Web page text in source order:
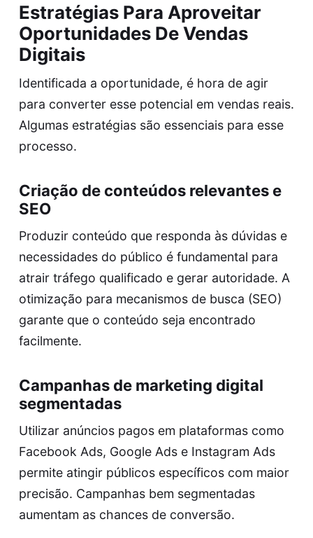
Estratégias Para Aproveitar
Oportunidades De Vendas
Digitais
Identificada a oportunidade, é hora de agir
para converter esse potencial em vendas reais.
Algumas estratégias são essenciais para esse
processo.
Criação de conteúdos relevantes e
SEO
Produzir conteúdo que responda às dúvidas e
necessidades do público é fundamental para
atrair tráfego qualificado e gerar autoridade. A
otimização para mecanismos de busca (SEO)
garante que o conteúdo seja encontrado
facilmente.
Campanhas de marketing digital
segmentadas
Utilizar anúncios pagos em plataformas como
Facebook Ads, Google Ads e Instagram Ads
permite atingir públicos específicos com maior
precisão. Campanhas bem segmentadas
aumentam as chances de conversão.